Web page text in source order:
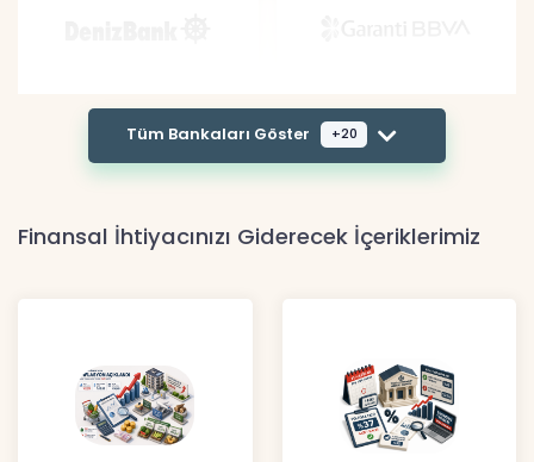
Tüm Bankaları Göster +20
Finansal İhtiyacınızı Giderecek İçeriklerimiz